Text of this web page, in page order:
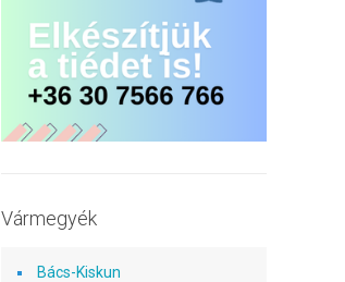
Vármegyék
Bács-Kiskun